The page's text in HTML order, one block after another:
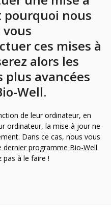
pourquoi nous
ces mises à
alors les
avancées
Well.
de leur ordinateur, en
ordinateur, la mise à jour ne
Dans ce cas, nous vous
dernier programme Bio-Well
pas à le faire !